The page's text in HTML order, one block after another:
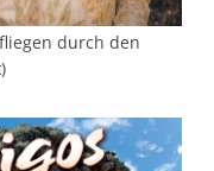
durch den